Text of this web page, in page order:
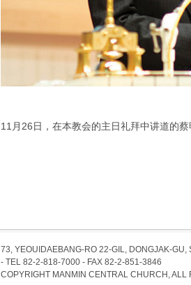
11月26日，在本教会的主日礼拜中讲道的
73, YEOUIDAEBANG-RO 22-GIL, DONGJAK-GU,
- TEL 82-2-818-7000 - FAX 82-2-851-3846
COPYRIGHT MANMIN CENTRAL CHURCH, ALL